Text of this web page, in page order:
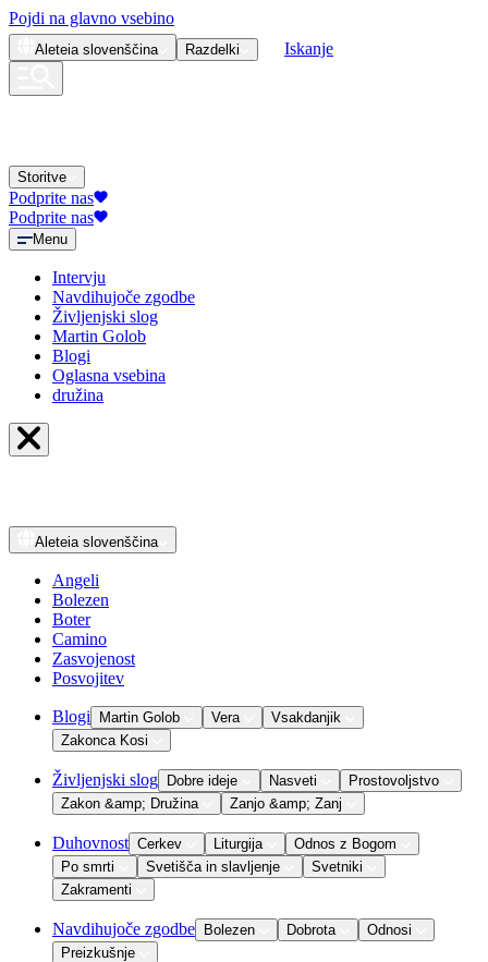
Pojdi na glavno vsebino
Aleteia slovenščina Razdelki Iskanje
Storitve
Podprite nas
Podprite nas
Menu
Intervju
Navdihujoče zgodbe
Življenjski slog
Martin Golob
Blogi
Oglasna vsebina
družina
Aleteia slovenščina
Angeli
Bolezen
Boter
Camino
Zasvojenost
Posvojitev
Blogi Martin Golob Vera
Vsakdanjik
Zakonca Kosi
Življenjski slog Dobre ideje Nasveti
Prostovoljstvo
Zakon &amp; Družina
Zanjo &amp; Zanj
Duhovnost Cerkev Liturgija
Odnos z Bogom
Po smrti
Svetišča in slavljenje
Svetniki
Zakramenti
Navdihujoče zgodbe Bolezen Dobrota
Odnosi
Preizkušnje